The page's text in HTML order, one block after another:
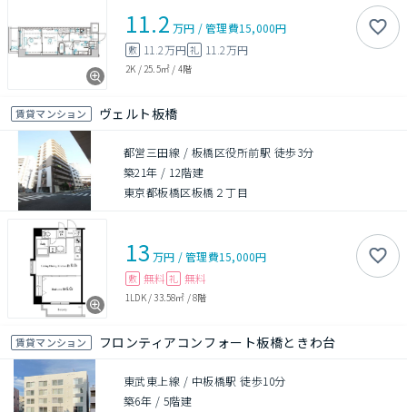
11.2 万円 /管理費15,000円
敷 11.2万円 礼 11.2万円
2K / 25.5㎡ / 4階
賃貸マンション ヴェルト板橋
都営三田線 / 板橋区役所前駅 徒歩3分
築21年 / 12階建
東京都板橋区板橋２丁目
13 万円 /管理費15,000円
敷 無料 礼 無料
1LDK/33.58㎡ /8階
賃貸マンション フロンティアコンフォート板橋ときわ台
東武東上線 / 中板橋駅 徒歩10分
築6年 / 5階建